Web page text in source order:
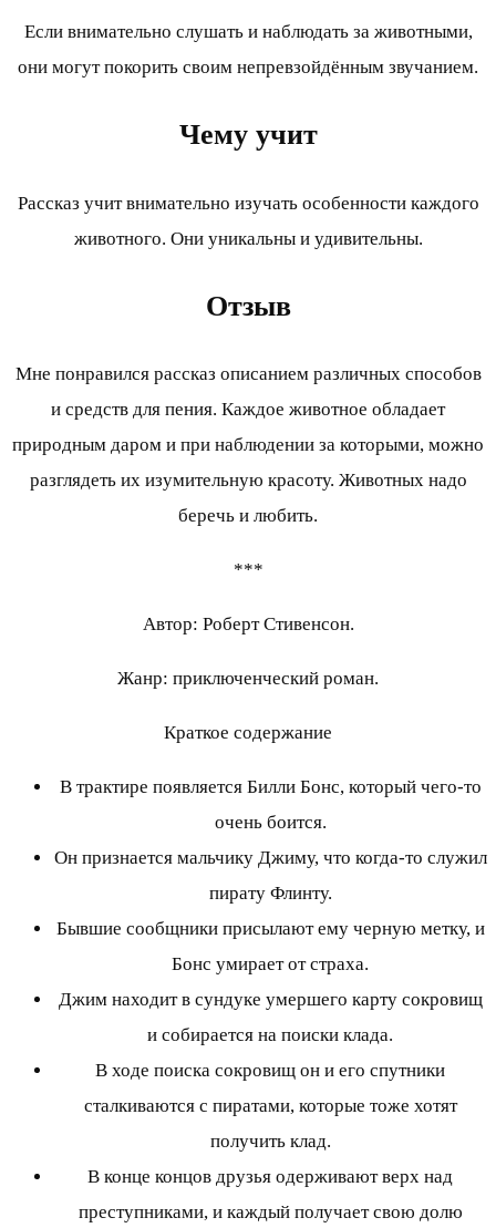
Если внимательно слушать и наблюдать за животными,
они могут покорить своим непревзойдённым звучанием.
Чему учит
Рассказ учит внимательно изучать особенности каждого
животного. Они уникальны и удивительны.
Отзыв
Мне понравился рассказ описанием различных способов
и средств для пения. Каждое животное обладает
природным даром и при наблюдении за которыми, можно
разглядеть их изумительную красоту. Животных надо
беречь и любить.
***
Автор: Роберт Стивенсон.
Жанр: приключенческий роман.
Краткое содержание
В трактире появляется Билли Бонс, который чего-то
очень боится.
Он признается мальчику Джиму, что когда-то служил
пирату Флинту.
Бывшие сообщники присылают ему черную метку, и
Бонс умирает от страха.
Джим находит в сундуке умершего карту сокровищ
и собирается на поиски клада.
В ходе поиска сокровищ он и его спутники
сталкиваются с пиратами, которые тоже хотят
получить клад.
В конце концов друзья одерживают верх над
преступниками, и каждый получает свою долю